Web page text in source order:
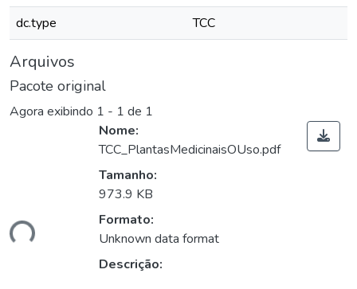
dc.type
TCC
Arquivos
Pacote original
Agora exibindo 1 - 1 de 1
Nome:
TCC_PlantasMedicinaisOUso.pdf
Tamanho:
973.9 KB
Formato:
Unknown data format
Descrição: